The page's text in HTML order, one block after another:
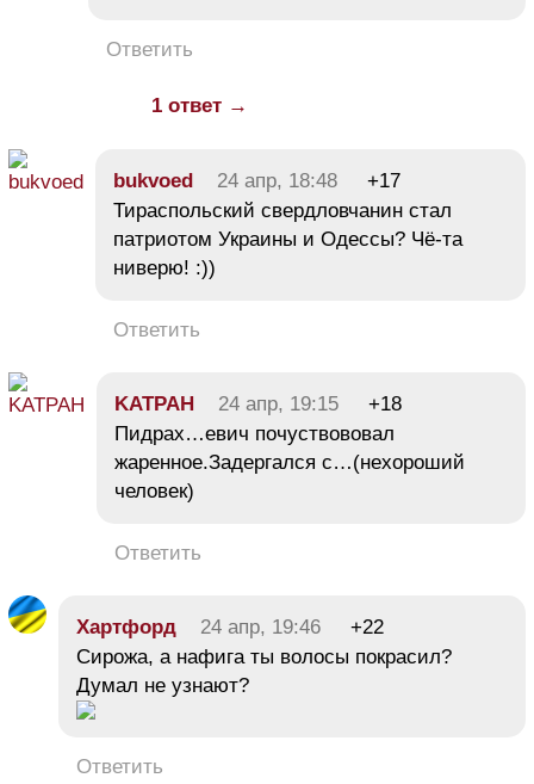
Ответить
1 ответ →
bukvoed 24 апр, 18:48
+17
Тираспольский свердловчанин стал
патриотом Украины и Одессы? Чё-та
ниверю! :))
Ответить
KATPAH 24 апр, 19:15
+18
Пидрах…евич почуствововал
жаренное.Задергался с…(нехороший
человек)
Ответить
Хартфорд 24 апр, 19:46
+22
Сирожа, а нафига ты волосы покрасил?
Думал не узнают?
Ответить